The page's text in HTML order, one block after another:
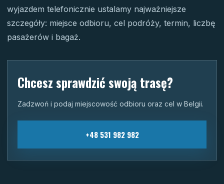
wyjazdem telefonicznie ustalamy najważniejsze
szczegóły: miejsce odbioru, cel podróży, termin, liczbę
pasażerów i bagaż.
Chcesz sprawdzić swoją trasę?
Zadzwoń i podaj miejscowość odbioru oraz cel w Belgii.
+48 531 982 982